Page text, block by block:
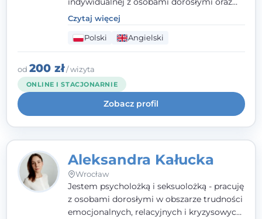
parami. Specjalizuję się w obszarze zdrowia
seksualnego, żałoby, kryzysów życiowych i
wypalenia zawodowego. Pracuję w języku
polskim i angielskim, w podejściu
humanistycznym, opartym na
partnerstwie i podmiotowości klienta.
Czytaj więcej
Polski Angielski
od 200 zł/ wizyta
ONLINE I STACJONARNIE
Zobacz profil
Aleksandra Kałucka
Wrocław
Jestem psycholożką i seksuolożką - pracuję
z osobami dorosłymi w obszarze trudności
emocjonalnych, relacyjnych i kryzysowych,